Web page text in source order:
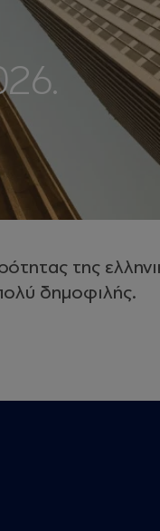
της
δημοφιλής.